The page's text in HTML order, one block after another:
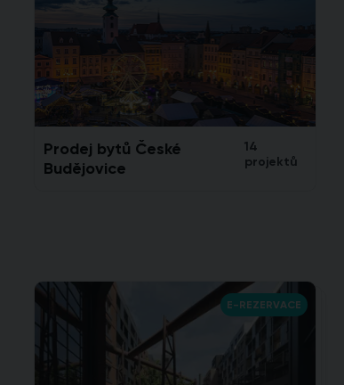
Prodej bytů České
Budějovice
14
projektů
E-REZERVACE